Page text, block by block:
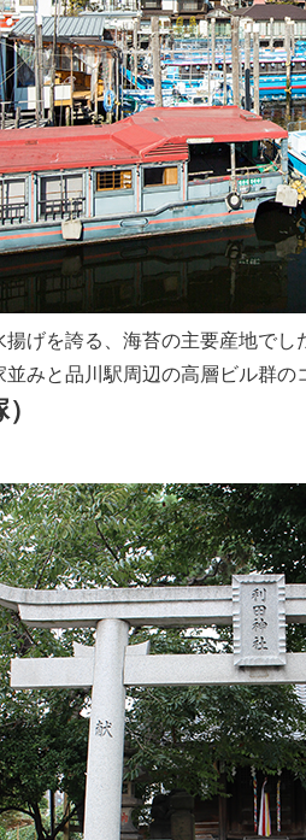
げを誇る、海苔の主要産地で
みと品川駅周辺の高層ビル群の